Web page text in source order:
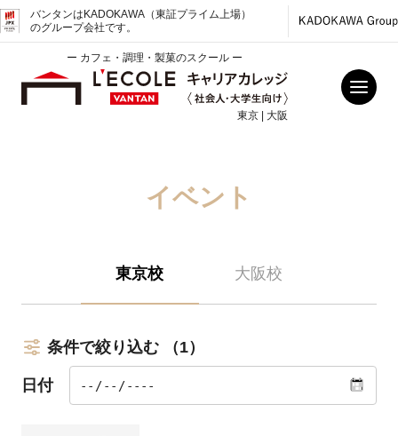
バンタンはKADOKAWA（東証プライム上場）
のグループ会社です。
ー カフェ・調理・製菓のスクール ー
東京 | 大阪
イベント
東京校 大阪校
条件で絞り込む （1）
日付